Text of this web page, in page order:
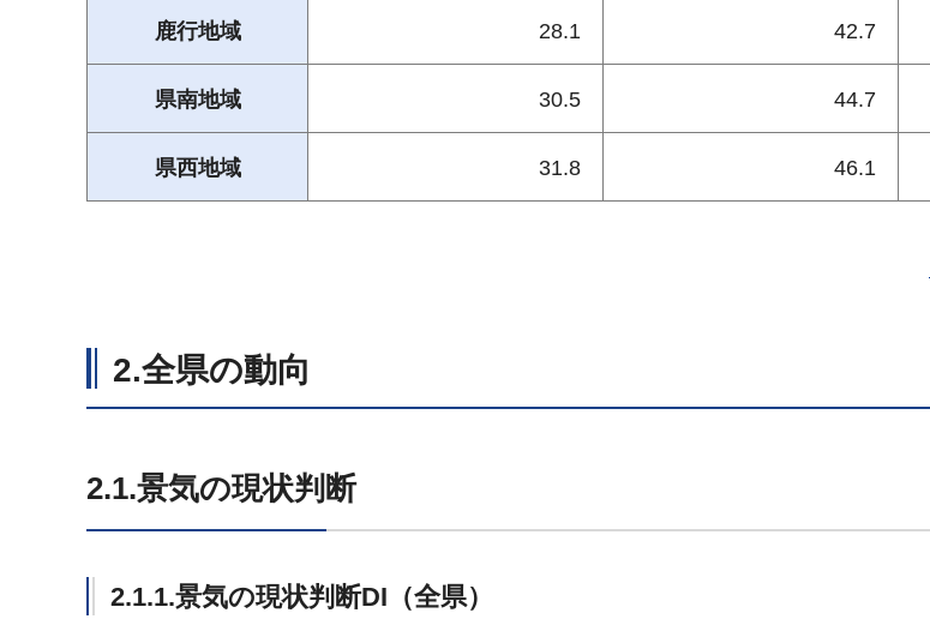
鹿行地域 28.1 42.7
県南地域 30.5 44.7
県西地域 31.8 46.1
2.全県の動向
2.1.景気の現状判断
2.1.1.景気の現状判断DI（全県）